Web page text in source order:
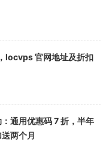
locvps 官网地址及折扣
通用优惠码 7 折，半年
两个月